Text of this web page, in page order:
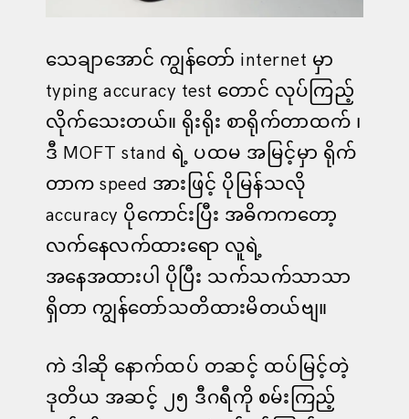
သေချာအောင် ကျွန်တော် internet မှာ
typing accuracy test တောင် လုပ်ကြည့်
လိုက်သေးတယ်။ ရိုးရိုး စာရိုက်တာထက် ၊
ဒီ MOFT stand ရဲ့ ပထမ အမြင့်မှာ ရိုက်
တာက speed အားဖြင့် ပိုမြန်သလို
accuracy ပိုကောင်းပြီး အဓိကကတော့
လက်နေလက်ထားရော လူရဲ့
အနေအထားပါ ပိုပြီး သက်သက်သာသာ
ရှိတာ ကျွန်တော်သတိထားမိတယ်ဗျ။
ကဲ ဒါဆို နောက်ထပ် တဆင့် ထပ်မြင့်တဲ့
ဒုတိယ အဆင့် ၂၅ ဒီဂရီကို စမ်းကြည့်